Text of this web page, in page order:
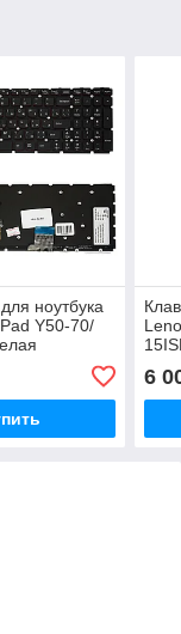
ноутбука
Y50-70/
рамки,
6